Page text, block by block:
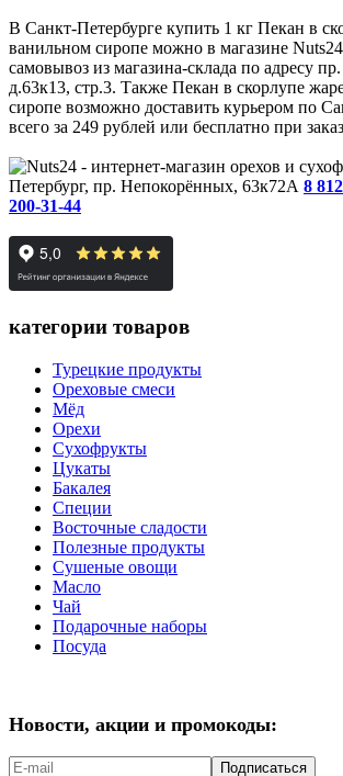
В Санкт-Петербурге купить 1 кг Пекан в
ванильном сиропе можно в магазине
самовывоз из магазина-склада по адресу
д.63к13, стр.3. Также Пекан в скорлупе
сиропе возможно доставить курьером по
всего за 249 рублей или бесплатно при
Петербург, пр. Непокорённых, 63к72А 8
200-31-44
категории товаров
Турецкие продукты
Ореховые смеси
Мёд
Орехи
Сухофрукты
Цукаты
Бакалея
Специи
Восточные сладости
Полезные продукты
Сушеные овощи
Масло
Чай
Подарочные наборы
Посуда
Новости, акции и промокоды:
Подписаться